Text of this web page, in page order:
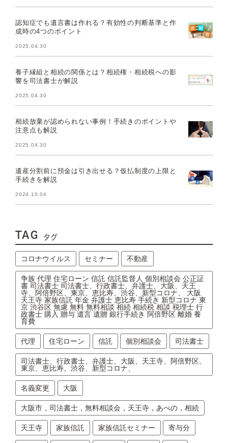
認知症でも遺言書は作れる？有効性の判断基準と作
成時の4つのポイント
2025.04.30
養子縁組と相続の関係とは？相続権・相続税への影
響を司法書士が解説
2025.04.30
相続放棄が認められない事例！手続きのポイントや
注意点も解説
2025.04.30
遺産分割前に預金は引き出せる？仮払制度の上限と
手続きを解説
2024.10.04
TAG タグ
コロナウイルス セミナー 不動産
争族 代理 住宅ローン 信託 信託監督人 個別相談会 公正証
書 司法書士 司法書士、行政書士、弁護士、大阪、天王
寺、阿倍野区、東京、恵比寿、渋谷、新型コロナ、 大阪
天王寺 家族信託 年金 弁護士 恵比寿 手続き 新型コロナ 東
京 渋谷区 無慮 無料 無料相談 相続 相続税 相談 税理士 行
政書士 購入 贈与 遺言 遺贈 銀行手続き 阿倍野区 離婚 養
育費
代理 住宅ローン 信託 個別相談会 司法書士
司法書士、行政書士、弁護士、大阪、天王寺、阿倍野区、
東京、恵比寿、渋谷、新型コロナ、
名義変更 大阪
大阪市，司法書士，無料相談会，天王寺，あべの，相続
天王寺 家族信託 家族信託セミナー 寄与分